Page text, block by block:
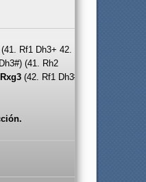
Rf1 Dh3+ 42.
(41. Rh2
(42. Rf1 Dh3#)